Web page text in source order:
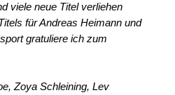
viele neue Titel verliehen
für Andreas Heimann und
gratuliere ich zum
Zoya Schleining, Lev